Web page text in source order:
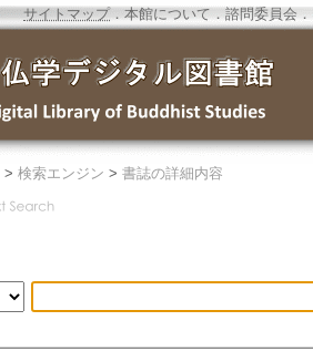
サイトマップ．本館について ． 諮問委員会 ．
> 検索エンジン > 書誌の詳細内容